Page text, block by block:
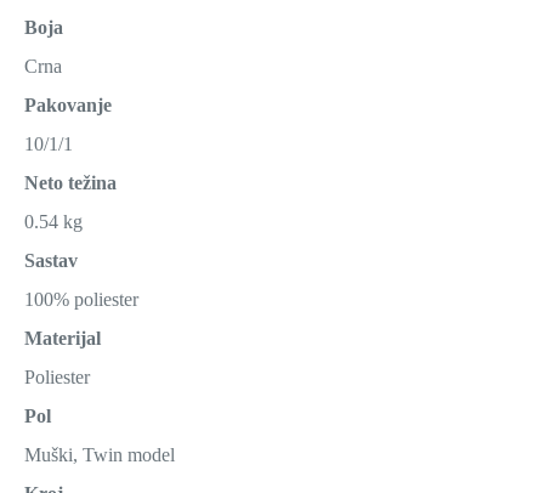
Boja
Crna
Pakovanje
10/1/1
Neto težina
0.54 kg
Sastav
100% poliester
Materijal
Poliester
Pol
Muški, Twin model